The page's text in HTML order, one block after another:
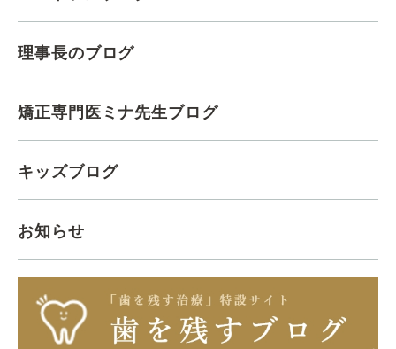
理事長のブログ
矯正専門医ミナ先生ブログ
キッズブログ
お知らせ